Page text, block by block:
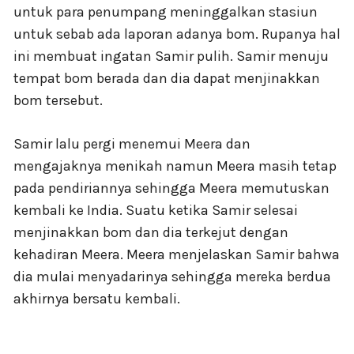
untuk para penumpang meninggalkan stasiun
untuk sebab ada laporan adanya bom. Rupanya hal
ini membuat ingatan Samir pulih. Samir menuju
tempat bom berada dan dia dapat menjinakkan
bom tersebut.
Samir lalu pergi menemui Meera dan
mengajaknya menikah namun Meera masih tetap
pada pendiriannya sehingga Meera memutuskan
kembali ke India. Suatu ketika Samir selesai
menjinakkan bom dan dia terkejut dengan
kehadiran Meera. Meera menjelaskan Samir bahwa
dia mulai menyadarinya sehingga mereka berdua
akhirnya bersatu kembali.